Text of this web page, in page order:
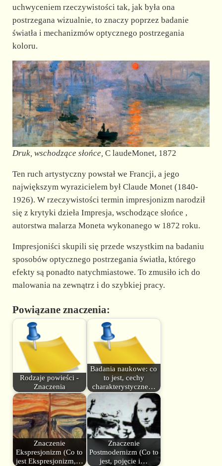
d
e
o
uchwyceniem rzeczywistości tak, jak była ona
postrzegana wizualnie, to znaczy poprzez badanie
światła i mechanizmów optycznego postrzegania
koloru.
Druk, wschodzące słońce, C laudeMonet, 1872
Ten ruch artystyczny powstał we Francji, a jego
największym wyrazicielem był Claude Monet (1840-
1926). W rzeczywistości termin impresjonizm narodził
się z krytyki dzieła Impresja, wschodzące słońce ,
autorstwa malarza Moneta wykonanego w 1872 roku.
Impresjoniści skupili się przede wszystkim na badaniu
sposobów optycznego postrzegania światła, którego
efekty są ponadto natychmiastowe. To zmusiło ich do
malowania na zewnątrz i do szybkiej pracy.
Powiązane znaczenia:
Rodzaje powieści -
Znaczenia
Badania naukowe: co
to jest, cechy
charakterystyczne…
Znaczenie
Ekspresjonizm (Co to
jest Ekspresjonizm,…
Znaczenie
Postmodernizm (Co to
jest, pojęcie i…